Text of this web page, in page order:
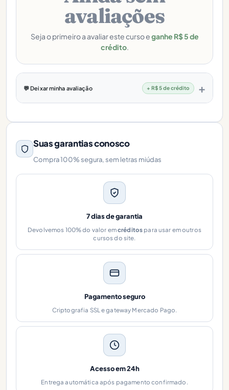
avaliações
Seja o primeiro a avaliar este curso eganhe R$ 5 de
crédito.
💬 Deixar minha avaliação + R$ 5 de crédito
Suas garantias conosco
Compra 100% segura, sem letras miúdas
7 dias de garantia
Devolvemos 100% do valor emcréditos para usar em outros
cursos do site.
Pagamento seguro
Criptografia SSL e gateway Mercado Pago.
Acesso em 24h
Entrega automática após pagamento confirmado.